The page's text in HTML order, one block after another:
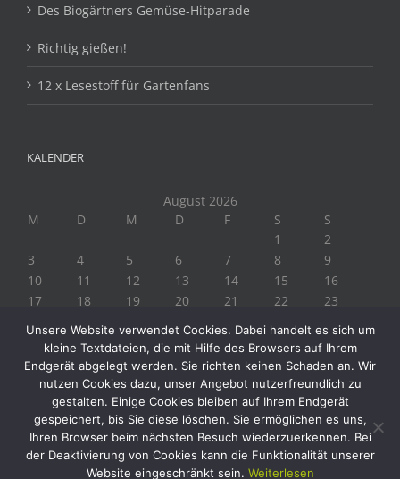
Des Biogärtners Gemüse-Hitparade
Richtig gießen!
12 x Lesestoff für Gartenfans
KALENDER
August 2026
M
D M D F S
S
1
2
3
4 5 6 7 8
9
10
11 12 13 14 15
16
17
18 19 20 21 22
23
« Juli
Copyright 2019 Biogärtner Ploberger | Alle Rechte vorbehalten
Unsere Website verwendet Cookies. Dabei handelt es sich um
kleine Textdateien, die mit Hilfe des Browsers auf Ihrem
Endgerät abgelegt werden. Sie richten keinen Schaden an. Wir
nutzen Cookies dazu, unser Angebot nutzerfreundlich zu
gestalten. Einige Cookies bleiben auf Ihrem Endgerät
gespeichert, bis Sie diese löschen. Sie ermöglichen es uns,
Ihren Browser beim nächsten Besuch wiederzuerkennen. Bei
der Deaktivierung von Cookies kann die Funktionalität unserer
Website eingeschränkt sein. Weiterlesen